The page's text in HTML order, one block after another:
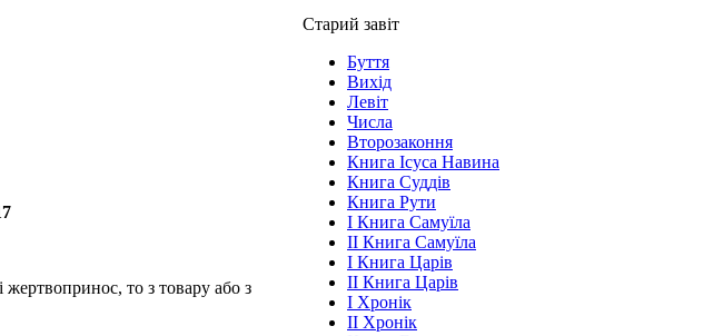
жертвопринос, то з товару або з
Старий завіт
Буття
Вихід
Левіт
Числа
Второзаконня
Книга Ісуса Навина
Книга Суддів
Книга Рути
І Книга Самуїла
ІІ Книга Самуїла
І Книга Царів
ІІ Книга Царів
І Хронік
ІІ Хронік